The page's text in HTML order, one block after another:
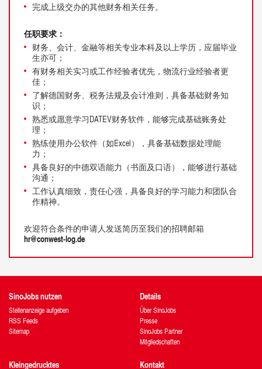
完成上级交办的其他财务相关任务。
任职要求：
财务、会计、金融等相关专业本科及以上学历，应届毕业
生亦可；
有财务相关实习或工作经验者优先，物流行业经验者更
佳；
了解德国财务、税务法规及会计准则，具备基础财务知
识；
熟悉或愿意学习DATEV财务软件，能够完成基础账务处
理；
熟练使用办公软件（如Excel），具备基础数据处理能
力；
具备良好的中德双语能力（书面及口语），能够进行基础
沟通；
工作认真细致，责任心强，具备良好的学习能力和团队合
作精神。
欢迎符合条件的申请人发送简历至我们的招聘邮箱
hr@conwest-log.de
SinoJobs nutzen
Stellenanzeige aufgeben
RSS Feeds
Sitemap
Details
Über SinoJobs
Presse
SinoJobs Partner
Mitgliedschaften
Kleingedrucktes Kontakt